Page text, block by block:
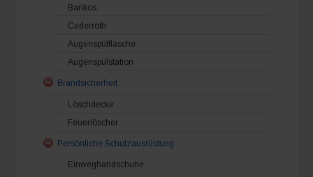
Barikos
Cederroth
Augenspülflasche
Augenspülstation
Brandsicherheit
Löschdecke
Feuerlöscher
Persönliche Schutzausrüstung
Einweghandschuhe